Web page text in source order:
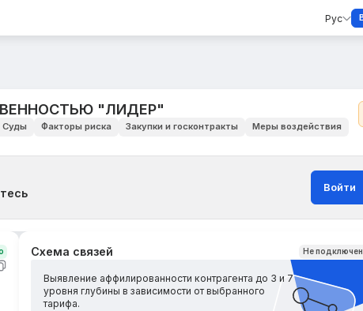
Рус
"ЛИДЕР"
Суды Факторы риска Закупки и госконтракты
Меры воздействия
Войти
Схема связей Не
Выявление аффилированности контрагента до 3 и 7
уровня глубины в зависимости от выбранного
тарифа.